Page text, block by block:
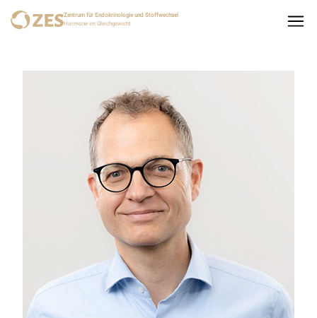
Zentrum für Endokrinologie und Stoffwechsel
Hormone im Gleichgewicht